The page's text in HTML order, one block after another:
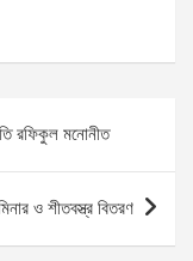
রফিকুল মনোনীত
ও শীতবস্ত্র বিতরণ